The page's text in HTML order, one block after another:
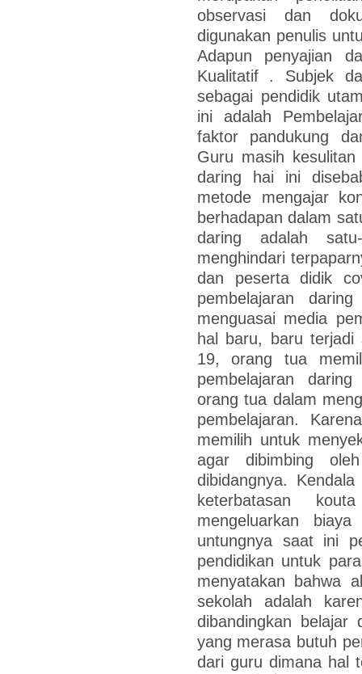
observasi dan
digunakan penulis
Adapun penyajian
Kualitatif . Subjek
sebagai pendidik
ini adalah
faktor pandukung
Guru masih
daring hai ini
metode mengajar
berhadapan dalam
daring adalah
menghindari
dan peserta didik
pembelajaran
menguasai media
hal baru, baru terjadi
19, orang tua
pembelajaran
orang tua dalam
pembelajaran.
memilih untuk
agar dibimbing
dibidangnya.
keterbatasan
mengeluarkan
untungnya saat ini
pendidikan untuk
menyatakan bahwa
sekolah adalah
dibandingkan belajar
yang merasa butuh
dari guru dimana hal